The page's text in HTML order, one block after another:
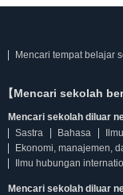
Mencari tempat belajar
【Mencari sekolah
Mencari sekolah diluar
Sastra
Bahasa
Ekonomi, manajemen,
Ilmu hubungan
Mencari sekolah diluar